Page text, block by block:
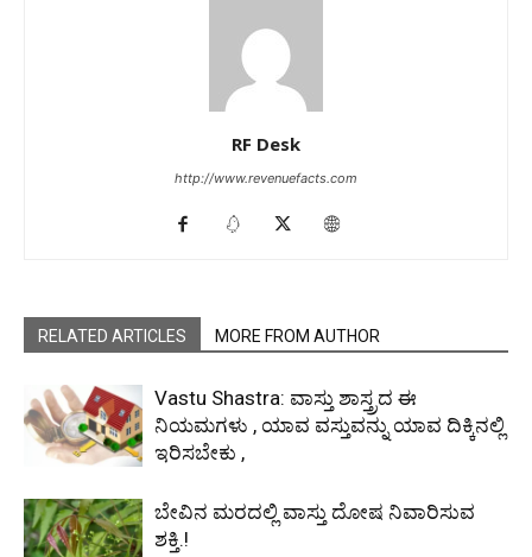
RF Desk
http://www.revenuefacts.com
RELATED ARTICLES MORE FROM AUTHOR
Vastu Shastra: ವಾಸ್ತು ಶಾಸ್ತ್ರದ ಈ
ನಿಯಮಗಳು , ಯಾವ ವಸ್ತುವನ್ನು ಯಾವ ದಿಕ್ಕಿನಲ್ಲಿ
ಇರಿಸಬೇಕು ,
ಬೇವಿನ ಮರದಲ್ಲಿ ವಾಸ್ತು ದೋಷ ನಿವಾರಿಸುವ
ಶಕ್ತಿ.!